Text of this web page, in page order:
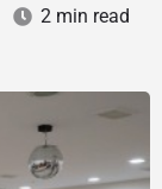
2 min read